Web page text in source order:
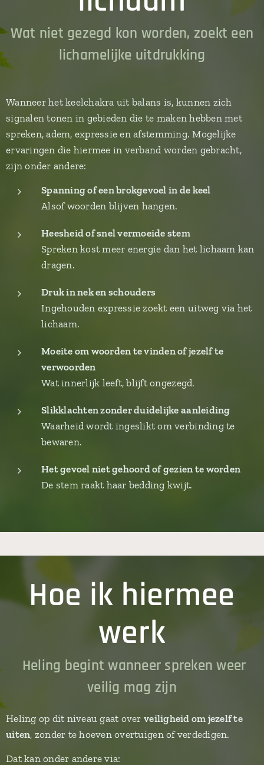
Wat niet gezegd kon worden, zoekt een
lichamelijke uitdrukking
Wanneer het keelchakra uit balans is, kunnen zich
signalen tonen in gebieden die te maken hebben met
spreken, adem, expressie en afstemming. Mogelijke
ervaringen die hiermee in verband worden gebracht,
zijn onder andere:
Spanning of een brokgevoel in de keel
Alsof woorden blijven hangen.
Heesheid of snel vermoeide stem
Spreken kost meer energie dan het lichaam kan
dragen.
Druk in nek en schouders
Ingehouden expressie zoekt een uitweg via het
lichaam.
Moeite om woorden te vinden of jezelf te
verwoorden
Wat innerlijk leeft, blijft ongezegd.
Slikklachten zonder duidelijke aanleiding
Waarheid wordt ingeslikt om verbinding te
bewaren.
Het gevoel niet gehoord of gezien te worden
De stem raakt haar bedding kwijt.
Hoe ik hiermee
werk
Heling begint wanneer spreken weer
veilig mag zijn
Heling op dit niveau gaat over veiligheid om jezelf te
uiten, zonder te hoeven overtuigen of verdedigen.
Dat kan onder andere via: